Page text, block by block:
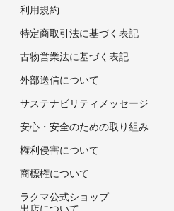
利用規約
特定商取引法に基づく表記
古物営業法に基づく表記
外部送信について
サステナビリティメッセージ
安心・安全のための取り組み
権利侵害について
商標権について
ラクマ公式ショップ